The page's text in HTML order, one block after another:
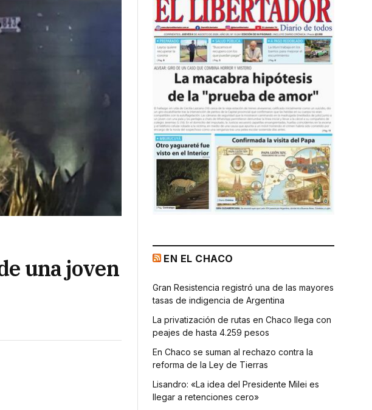
una joven
EN EL CHACO
Gran Resistencia registró una de las mayores
tasas de indigencia de Argentina
La privatización de rutas en Chaco llega con
peajes de hasta 4.259 pesos
En Chaco se suman al rechazo contra la
reforma de la Ley de Tierras
Lisandro: «La idea del Presidente Milei es
llegar a retenciones cero»